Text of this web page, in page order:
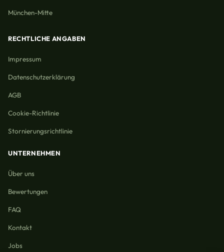
München-Mitte
RECHTLICHE ANGABEN
Impressum
Datenschutzerklärung
AGB
Cookie-Richtlinie
Stornierungsrichtlinie
UNTERNEHMEN
Über uns
Bewertungen
FAQ
Kontakt
Jobs